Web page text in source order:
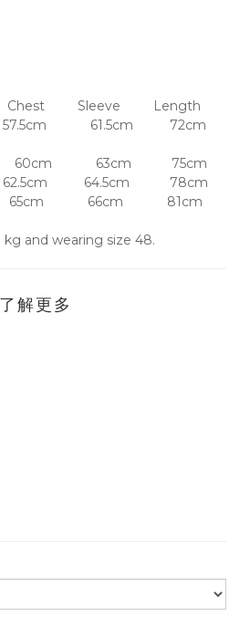
Sleeve Length
61.5cm 72cm
63cm 75cm
64.5cm 78cm
66cm 81cm
and wearing size 48.
了解更多